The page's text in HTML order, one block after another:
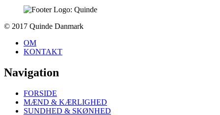
To
© 2017 Quinde Danmark
OM
KONTAKT
Navigation
FORSIDE
MÆND & KÆRLIGHED
SUNDHED & SKØNHED